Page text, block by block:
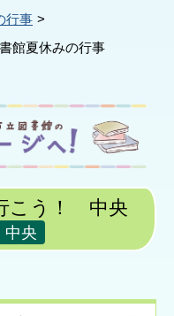
行事
館夏休みの行事
こう！ 中央
中央